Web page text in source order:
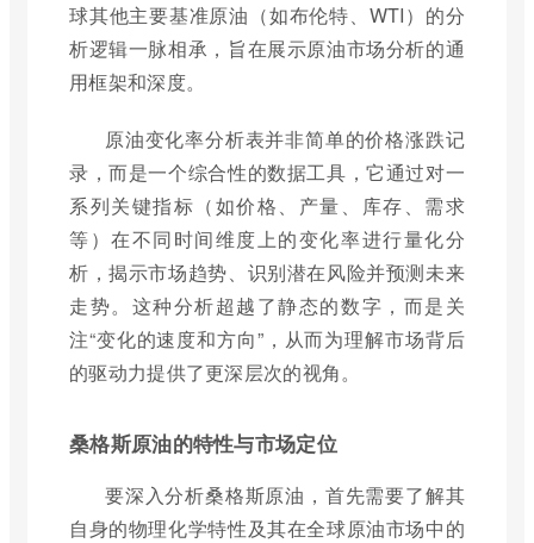
球其他主要基准原油（如布伦特、WTI）的分
析逻辑一脉相承，旨在展示原油市场分析的通
用框架和深度。
原油变化率分析表并非简单的价格涨跌记
录，而是一个综合性的数据工具，它通过对一
系列关键指标（如价格、产量、库存、需求
等）在不同时间维度上的变化率进行量化分
析，揭示市场趋势、识别潜在风险并预测未来
走势。这种分析超越了静态的数字，而是关
注“变化的速度和方向”，从而为理解市场背后
的驱动力提供了更深层次的视角。
桑格斯原油的特性与市场定位
要深入分析桑格斯原油，首先需要了解其
自身的物理化学特性及其在全球原油市场中的